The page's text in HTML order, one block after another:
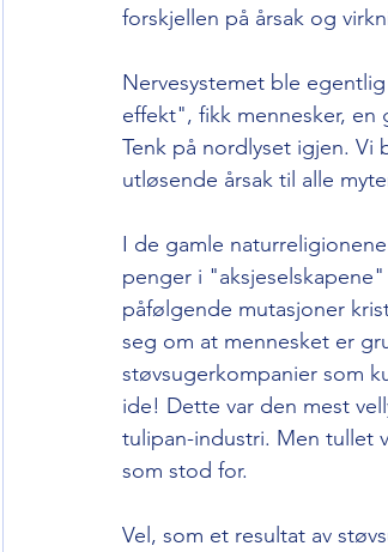
forskjellen på årsak og
Nervesystemet ble
effekt", fikk mennesker, en
Tenk på nordlyset igjen. Vi
utløsende årsak til alle
I de gamle
penger i
påfølgende mutasjoner
seg om at mennesket er
støvsugerkompanier som
ide! Dette var den mest
tulipan-industri. Men tullet
som stod for.
Vel, som et resultat av